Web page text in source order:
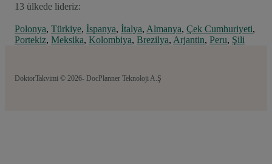
13 ülkede lideriz:
Polonya, Türkiye, İspanya, İtalya, Almanya, Çek Cumhuriyeti,
Portekiz, Meksika, Kolombiya, Brezilya, Arjantin, Peru, Şili
DoktorTakvimi © 2026- DocPlanner Teknoloji A.Ş